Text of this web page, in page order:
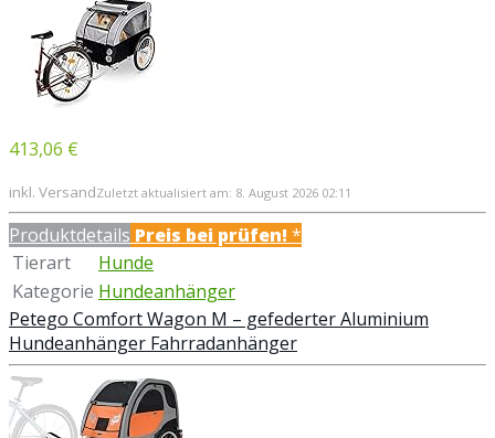
413,06 €
inkl. VersandZuletzt aktualisiert am: 8. August 2026 02:11
Produktdetails Preis bei prüfen!*
Tierart
Hunde
Kategorie Hundeanhänger
Petego Comfort Wagon M – gefederter Aluminium
Hundeanhänger Fahrradanhänger